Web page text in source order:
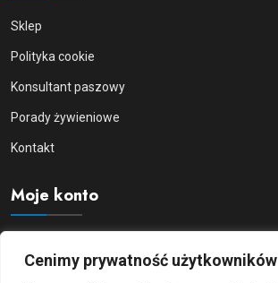
Cenimy prywatność użytkowników
Sklep
Polityka cookie
Konsultant paszowy
Porady żywieniowe
Kontakt
Moje konto
Logowanie/Rejestracja